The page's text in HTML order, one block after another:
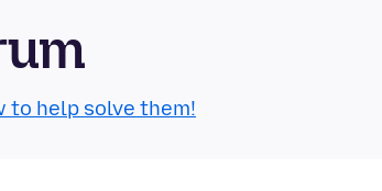
to help solve them!